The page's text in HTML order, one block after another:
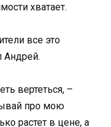
хватает.
все это
Андрей.
вертеться, –
про мою
растет в цене, а